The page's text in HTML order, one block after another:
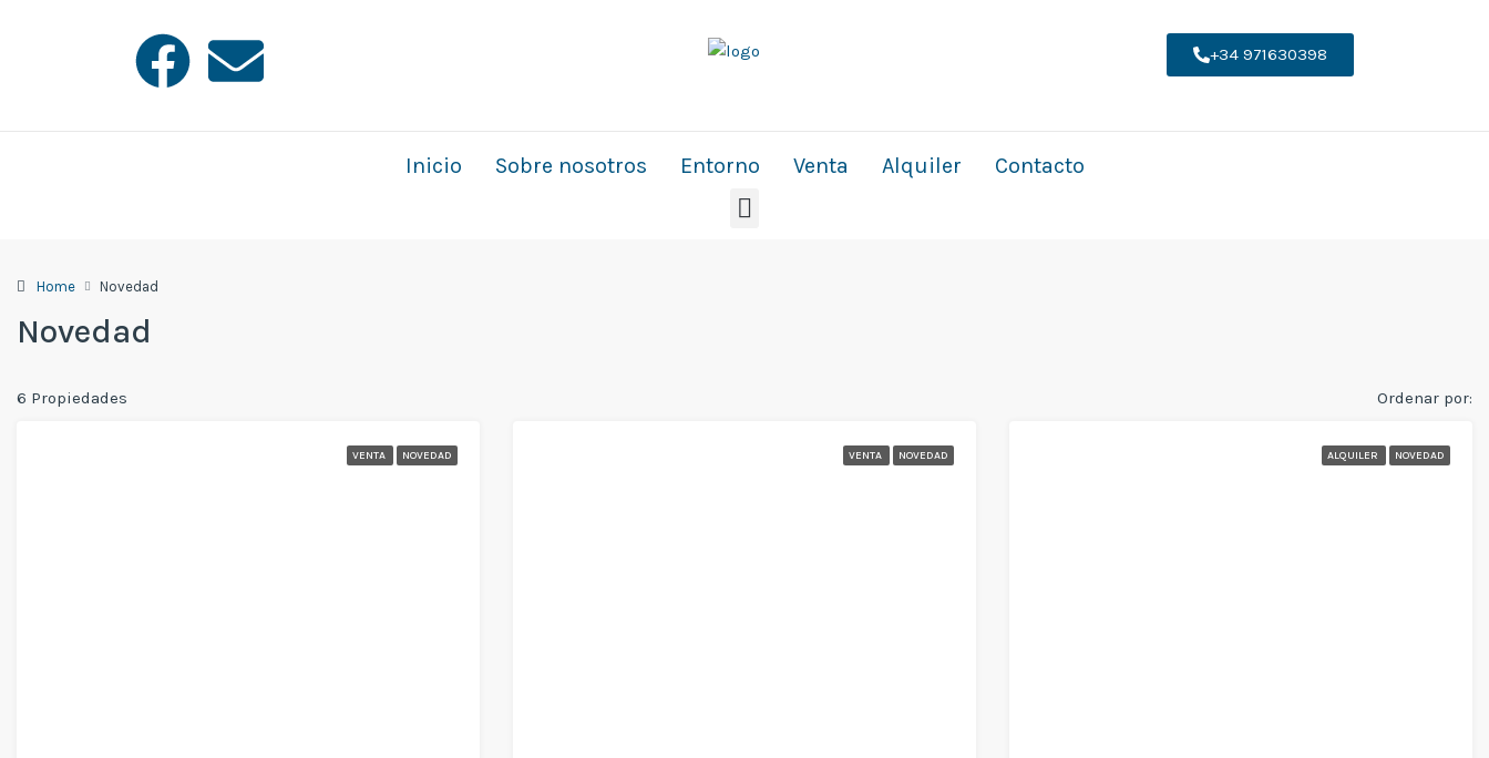
+34 971630398
Inicio Sobre nosotros Entorno Venta Alquiler Contacto
Home Novedad
Novedad
6 Propiedades Ordenar por:
VENTA NOVEDAD VENTA NOVEDAD ALQUILER NOVEDAD